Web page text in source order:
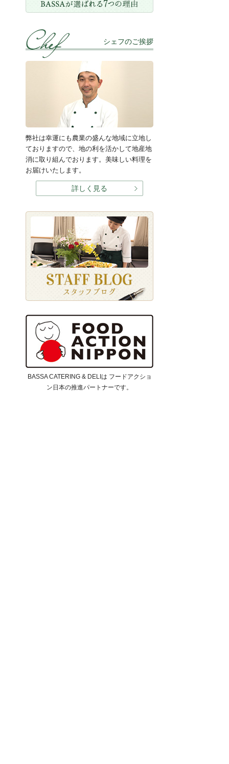
シェフのご挨拶
弊社は幸運にも農業の盛んな地域に立地し
ておりますので、地の利を活かして地産地
消に取り組んでおります。美味しい料理を
お届けいたします。
詳しく見る
BASSA CATERING & DELIは フードアクショ
ン日本の推進パートナーです。